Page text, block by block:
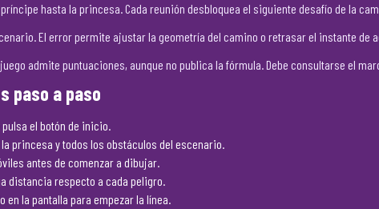
hasta la princesa. Cada reunión desbloquea el siguiente desafío de la
El error permite ajustar la geometría del camino o retrasar el instante de
admite puntuaciones, aunque no publica la fórmula. Debe consultarse el
paso a paso
el botón de inicio.
princesa y todos los obstáculos del escenario.
antes de comenzar a dibujar.
distancia respecto a cada peligro.
en la pantalla para empezar la línea.